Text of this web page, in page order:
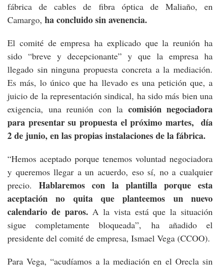
fábrica de cables de fibra óptica de Maliaño, en
Camargo, ha concluido sin avenencia.
El comité de empresa ha explicado que la reunión ha
sido “breve y decepcionante” y que la empresa ha
llegado sin ninguna propuesta concreta a la mediación.
Es más, lo único que ha llevado es una petición que, a
juicio de la representación sindical, ha sido más bien una
exigencia, una reunión con la comisión negociadora
para presentar su propuesta el próximo martes, día
2 de junio, en las propias instalaciones de la fábrica.
“Hemos aceptado porque tenemos voluntad negociadora
y queremos llegar a un acuerdo, eso sí, no a cualquier
precio. Hablaremos con la plantilla porque esta
aceptación no quita que planteemos un nuevo
calendario de paros. A la vista está que la situación
sigue completamente bloqueada”, ha añadido el
presidente del comité de empresa, Ismael Vega (CCOO).
Para Vega, “acudíamos a la mediación en el Orecla sin